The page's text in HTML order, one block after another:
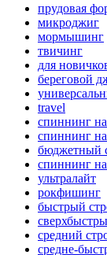
прудовая
микроджиг
мормышинг
твичинг
для
береговой
travel
спиннинг на
спиннинг
бюджетный
спиннинг
ультралайт
рокфишинг
быстрый
средний
средне-